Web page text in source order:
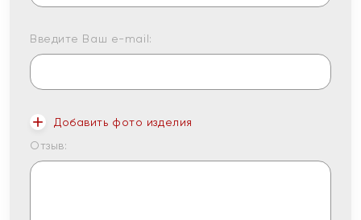
Введите Ваш e-mail:
Добавить фото изделия
Отзыв: